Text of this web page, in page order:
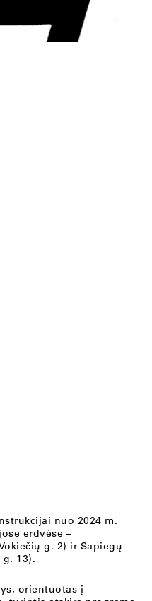
nuo 2024 m.
erdvėse –
g. 2) ir Sapiegų
13).
orientuotas į